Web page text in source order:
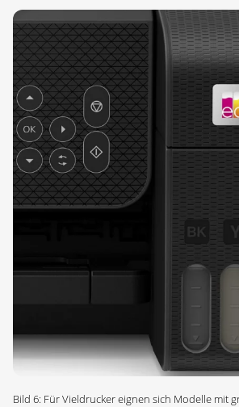
Bild 6: Für Vieldrucker eignen sich Modelle mit